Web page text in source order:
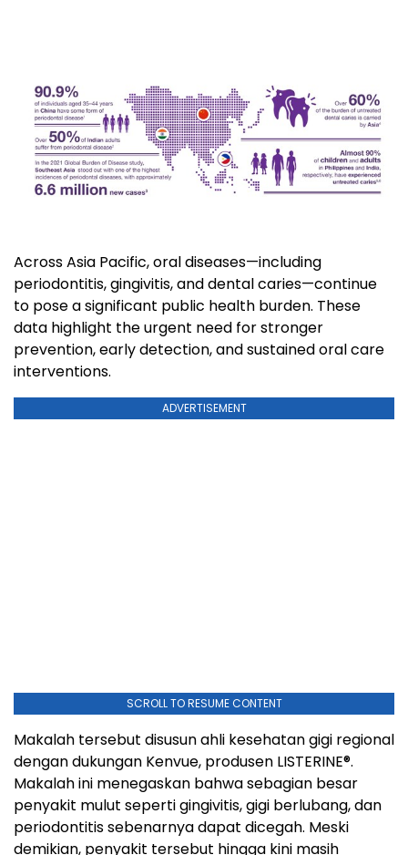
Across Asia Pacific, oral diseases—including
periodontitis, gingivitis, and dental caries—continue
to pose a significant public health burden. These
data highlight the urgent need for stronger
prevention, early detection, and sustained oral care
interventions.
ADVERTISEMENT
SCROLL TO RESUME CONTENT
Makalah tersebut disusun ahli kesehatan gigi regional
dengan dukungan Kenvue, produsen LISTERINE®.
Makalah ini menegaskan bahwa sebagian besar
penyakit mulut seperti gingivitis, gigi berlubang, dan
periodontitis sebenarnya dapat dicegah. Meski
demikian, penyakit tersebut hingga kini masih